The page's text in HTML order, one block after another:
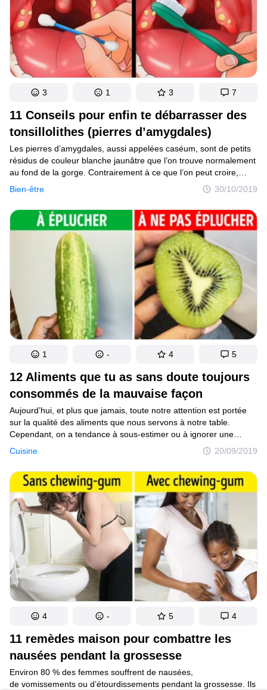
11 Conseils pour enfin te débarrasser des
tonsillolithes (pierres d’amygdales)
Bien-être 30/10/2019
Les pierres d’amygdales, aussi appelées caséum, sont de petits
résidus de couleur blanche jaunâtre que l’on trouve normalement
au fond de la gorge. Contrairement à ce que l’on peut croire,
elles sont souvent inoffensives et ne causent que de légers
désagréments comme une déglutition douloureuse, une
inflammation rouge des amygdales ou encore cette mauvaise
haleine que nous avons tous connue un jour et que l’on déteste.
3 1 3 7
12 Aliments que tu as sans doute toujours
consommés de la mauvaise façon
Cuisine 20/09/2019
Aujourd’hui, et plus que jamais, toute notre attention est portée
sur la qualité des aliments que nous servons à notre table.
Cependant, on a tendance à sous-estimer ou à ignorer une
question essentielle : est-ce que nous les mangeons
correctement ? Les asperges, les fraises, les yaourts et les
haricots sont tous des aliments sains, mais il arrive souvent que
nous ne les consommions pas comme il le faudrait, et par
conséquent, qu’on en perde les meilleurs éléments nutritifs.
1 - 4 5
11 remèdes maison pour combattre les
nausées pendant la grossesse
Environ 80 % des femmes souffrent de nausées,
de vomissements ou d’étourdissements pendant la grossesse. Ils
4 - 5 4